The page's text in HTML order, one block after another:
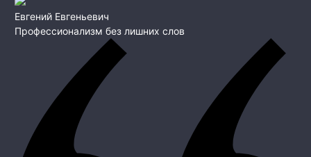
Евгений Евгеньевич
Профессионализм без лишних слов